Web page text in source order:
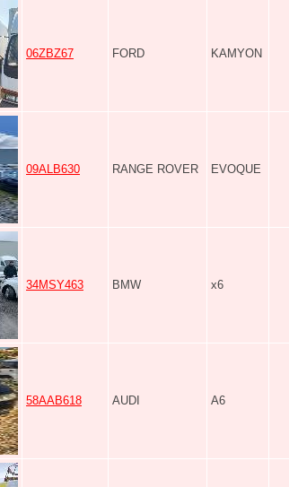
06ZBZ67 FORD KAMYON
09ALB630 RANGE ROVER EVOQUE
34MSY463 BMW x6
58AAB618 AUDI A6